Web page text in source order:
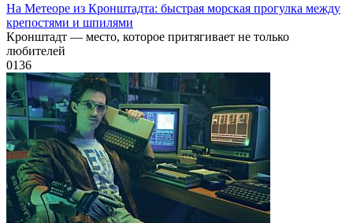
На Метеоре из Кронштадта: быстрая морская прогулка между
крепостями и шпилями
Кронштадт — место, которое притягивает не только
любителей
0136